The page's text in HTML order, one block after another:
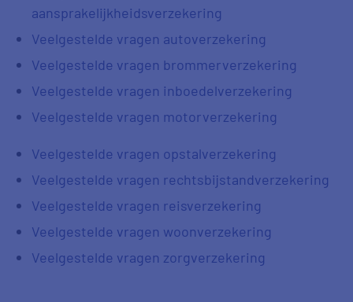
aansprakelijkheidsverzekering
Veelgestelde vragen autoverzekering
Veelgestelde vragen brommerverzekering
Veelgestelde vragen inboedelverzekering
Veelgestelde vragen motorverzekering
Veelgestelde vragen opstalverzekering
Veelgestelde vragen rechtsbijstandverzekering
Veelgestelde vragen reisverzekering
Veelgestelde vragen woonverzekering
Veelgestelde vragen zorgverzekering